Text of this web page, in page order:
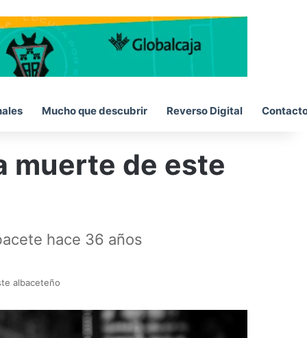
Mucho que descubrir Reverso Digital
muerte de este
hace 36 años
albaceteño